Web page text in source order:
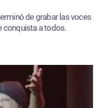
de grabar las voces
conquista a todos.